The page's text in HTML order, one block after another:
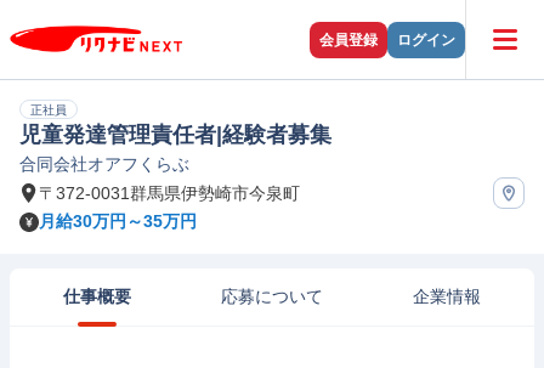
会員登録 ログイン
正社員
児童発達管理責任者|経験者募集
合同会社オアフくらぶ
〒372-0031群馬県伊勢崎市今泉町
月給30万円～35万円
仕事概要 応募について 企業情報